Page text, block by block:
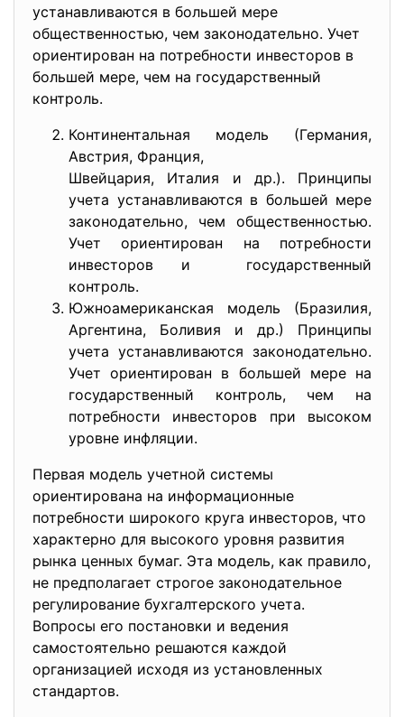
устанавливаются в большей мере
общественностью, чем законодательно. Учет
ориентирован на потребности инвесторов в
большей мере, чем на государственный
контроль.
Континентальная модель (Германия,
Австрия, Франция,
Швейцария, Италия и др.). Принципы
учета устанавливаются в большей мере
законодательно, чем общественностью.
Учет ориентирован на потребности
инвесторов и государственный
контроль.
Южноамериканская модель (Бразилия,
Аргентина, Боливия и др.) Принципы
учета устанавливаются законодательно.
Учет ориентирован в большей мере на
государственный контроль, чем на
потребности инвесторов при высоком
уровне инфляции.
Первая модель учетной системы
ориентирована на информационные
потребности широкого круга инвесторов, что
характерно для высокого уровня развития
рынка ценных бумаг. Эта модель, как правило,
не предполагает строгое законодательное
регулирование бухгалтерского учета.
Вопросы его постановки и ведения
самостоятельно решаются каждой
организацией исходя из установленных
стандартов.